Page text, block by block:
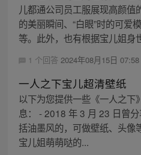
儿都通公司员工服展现高颜
的美丽瞬间、“白眼”时的可爱
等。此外，也有根据宝儿姐身
1 个回答 2024年08月15日 07:58
一人之下宝儿超清壁纸
以下为您提供一些《一人之下
息： - 2018 年 3 月 23 日曾
括油墨风的，可做壁纸、头
宝儿姐萌萌哒的...